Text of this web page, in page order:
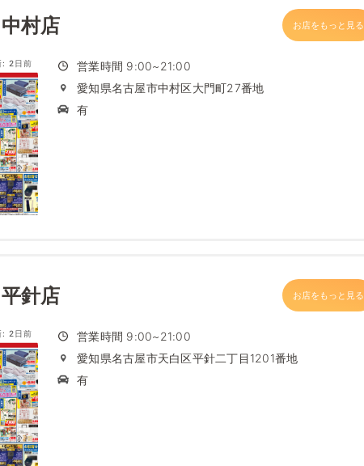
村店 お店をもっと見る
: 2日前
営業時間 9:00~21:00
愛知県名古屋市中村区大門町27番地
有
針店 お店をもっと見る
: 2日前
営業時間 9:00~21:00
愛知県名古屋市天白区平針二丁目1201番地
有